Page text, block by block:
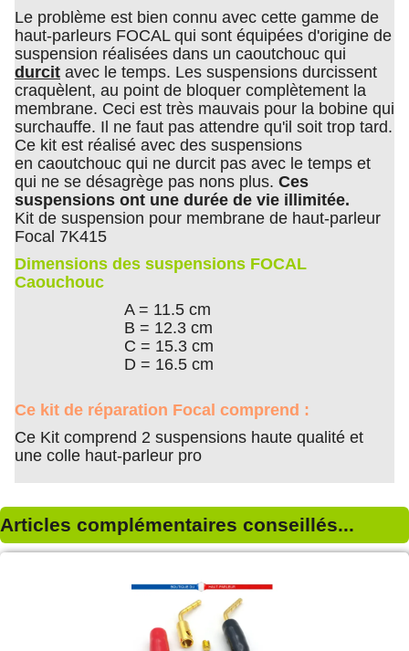
Le problème est bien connu avec cette gamme de
haut-parleurs FOCAL qui sont équipées d'origine de
suspension réalisées dans un caoutchouc qui
durcit avec le temps. Les suspensions durcissent
craquèlent, au point de bloquer complètement la
membrane. Ceci est très mauvais pour la bobine qui
surchauffe. Il ne faut pas attendre qu'il soit trop tard.
Ce kit est réalisé avec des suspensions
en caoutchouc qui ne durcit pas avec le temps et
qui ne se désagrège pas nons plus. Ces
suspensions ont une durée de vie illimitée.
Kit de suspension pour membrane de haut-parleur
Focal 7K415
Dimensions des suspensions FOCAL
Caouchouc
A = 11.5 cm
B = 12.3 cm
C = 15.3 cm
D = 16.5 cm
Ce kit de réparation Focal comprend :
Ce Kit comprend 2 suspensions haute qualité et
une colle haut-parleur pro
Articles complémentaires conseillés...